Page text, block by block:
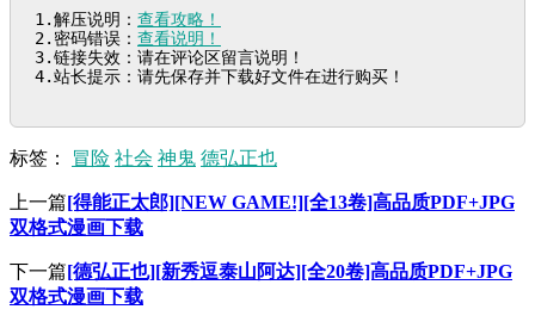
1.解压说明： 查看攻略！
2.密码错误： 查看说明！
3.链接失效：请在评论区留言说明！
4.站长提示：请先保存并下载好文件在进行购买！
标签： 冒险 社会 神鬼 德弘正也
上一篇[得能正太郎][NEW GAME!][全13卷]高品质PDF+JPG
双格式漫画下载
下一篇[德弘正也][新秀逗泰山阿达][全20卷]高品质PDF+JPG
双格式漫画下载